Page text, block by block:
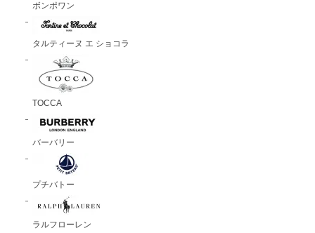
ボンポワン
タルティーヌ エ ショコラ
TOCCA
バーバリー
プチバトー
ラルフローレン